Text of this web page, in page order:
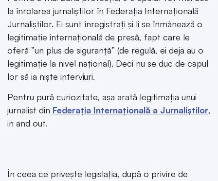
la înrolarea jurnaliștilor în Federația Internațională
Jurnaliștilor. Ei sunt înregistrați și li se înmânează o
legitimație internațională de presă, fapt care le
oferă ”un plus de siguranță” (de regulă, ei deja au o
legitimație la nivel național). Deci nu se duc de capul
lor să ia niște interviuri.
Pentru pură curiozitate, așa arată legitimația unui
jurnalist din Federația Internațională a Jurnaliștilor,
in and out.
În ceea ce privește legislația, după o privire de